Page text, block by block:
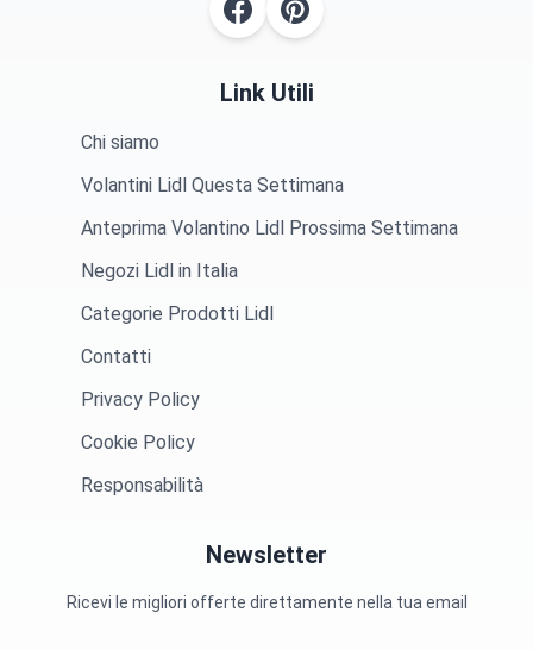
Link Utili
Chi siamo
Volantini Lidl Questa Settimana
Anteprima Volantino Lidl Prossima Settimana
Negozi Lidl in Italia
Categorie Prodotti Lidl
Contatti
Privacy Policy
Cookie Policy
Responsabilità
Newsletter
Ricevi le migliori offerte direttamente nella tua email